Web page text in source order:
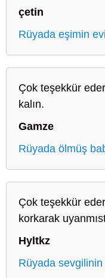
çetin
Rüyada eşimin
Çok teşekkür
kalın.
Gamze
Rüyada ölmüş
Çok teşekkür
korkarak
Hyltkz
Rüyada sevgilinin